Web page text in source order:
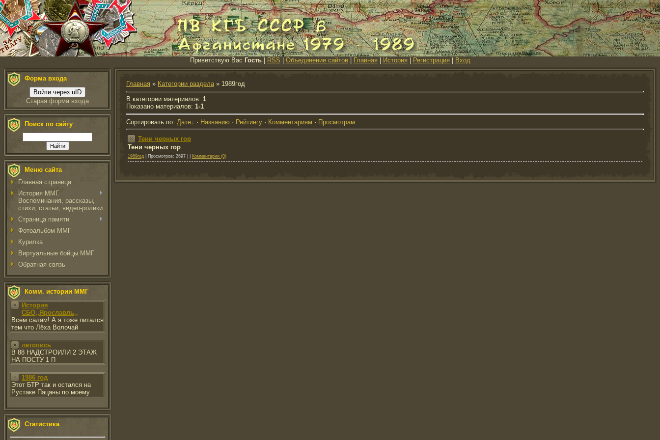
Приветствую Вас Гость| RSS Объединение сайтов| Главная История Регистрация Вход
Форма входа
Войти через uID
Старая форма входа
Поиск по сайту
Меню сайта
Главная страница
История ММГ.
Воспоминания, рассказы,
стихи, статьи, видео-ролики.
Страница памяти
Фотоальбом ММГ
Курилка
Виртуальные бойцы ММГ
Обратная связь
Комм. истории ММГ
История
СБО,,Ярославль,,
Всем салам! А я тоже питался
тем что Лёха Волочай
летопись
В 88 НАДСТРОИЛИ 2 ЭТАЖ
НА ПОСТУ 1 П
1986 год
Этот БТР так и остался на
Рустаке Пацаны по моему
Статистика
Главная » Категории раздела» 1989год
В категории материалов: 1
Показано материалов: 1-1
Сортировать по: Дате · Названию · Рейтингу · Комментариям · Просмотрам
Тени черных гор
Тени черных гор
1989год | Просмотров: 2697 | | Комментарии (0)